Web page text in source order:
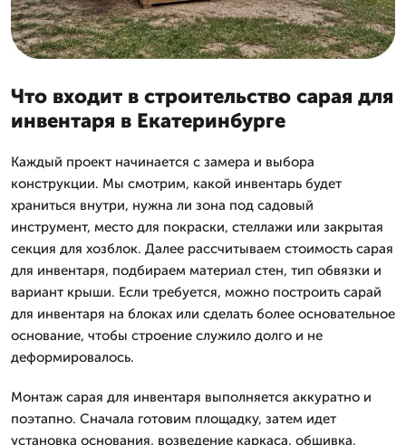
Что входит в строительство сарая для
инвентаря в Екатеринбурге
Каждый проект начинается с замера и выбора
конструкции. Мы смотрим, какой инвентарь будет
храниться внутри, нужна ли зона под садовый
инструмент, место для покраски, стеллажи или закрытая
секция для хозблок. Далее рассчитываем стоимость сарая
для инвентаря, подбираем материал стен, тип обвязки и
вариант крыши. Если требуется, можно построить сарай
для инвентаря на блоках или сделать более основательное
основание, чтобы строение служило долго и не
деформировалось.
Монтаж сарая для инвентаря выполняется аккуратно и
поэтапно. Сначала готовим площадку, затем идет
установка основания, возведение каркаса, обшивка,